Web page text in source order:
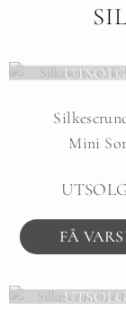
Mini
FÅ